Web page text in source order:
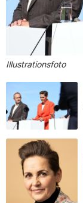
Illustrationsfoto